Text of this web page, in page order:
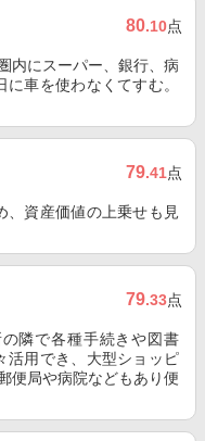
80.10点
内にスーパー、銀行、病
車を使わなくてすむ。
79.41点
、資産価値の上乗せも見
79.33点
隣で各種手続きや図書
活用でき、大型ショッピ
便局や病院などもあり便